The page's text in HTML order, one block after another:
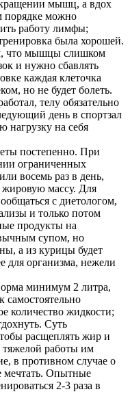
мышц, а вдох
порядке можно
работу лимфы;
была хорошей.
что мышцы слишком
и нужно сбавлять
каждая клеточка
но не будет болеть.
телу обязательно
день в спортзал
нагрузку на себя
постепенно. При
ограниченных
восемь раз в день,
жировую массу. Для
с диетологом,
и только потом
продукты на
супом, но
а из курицы будет
для организма, нежели
минимум 2 литра,
самостоятельно
количество жидкости;
Суть
расщеплять жир и
работы им
в противном случае о
мечтать. Опытные
2-3 раза в